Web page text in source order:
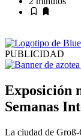
PUBLICIDAD
Exposición
Semanas
La ciudad de Groß-